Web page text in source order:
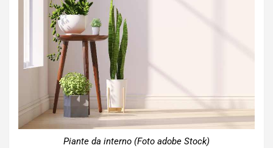
Piante da interno (Foto adobe Stock)